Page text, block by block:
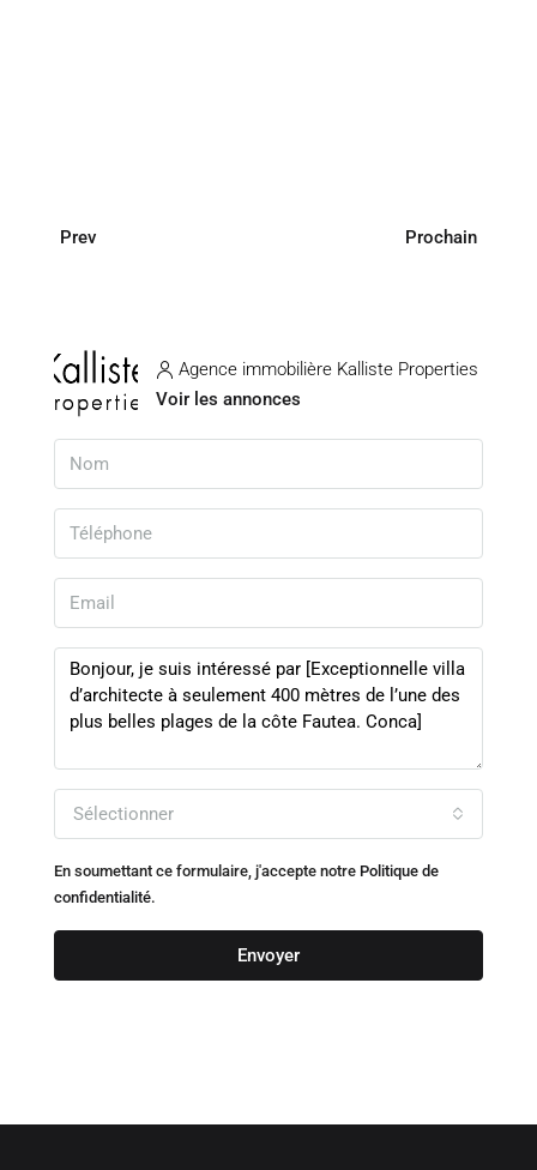
Prev Prochain
Agence immobilière Kalliste Properties
Voir les annonces
Sélectionner
En soumettant ce formulaire, j'accepte notre Politique de
confidentialité.
Envoyer